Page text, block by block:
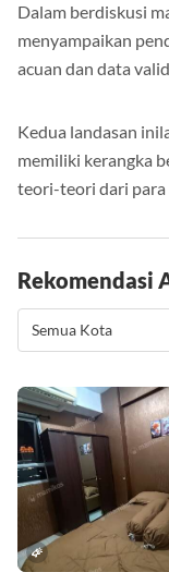
Dalam berdiskusi
menyampaikan
acuan dan data
Kedua landasan
memiliki kerangka
teori-teori dari para
Rekomendasi